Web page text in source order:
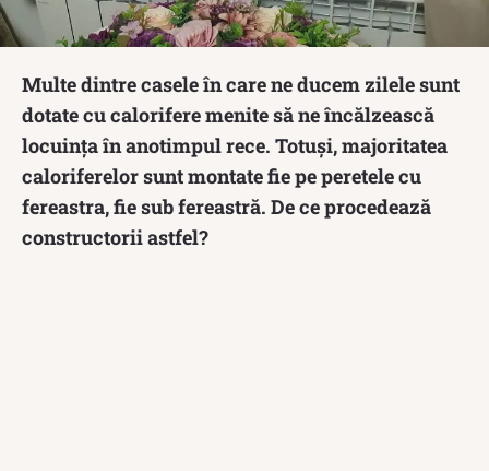
Multe dintre casele în care ne ducem zilele sunt
dotate cu calorifere menite să ne încălzească
locuința în anotimpul rece. Totuși, majoritatea
caloriferelor sunt montate fie pe peretele cu
fereastra, fie sub fereastră. De ce procedează
constructorii astfel?